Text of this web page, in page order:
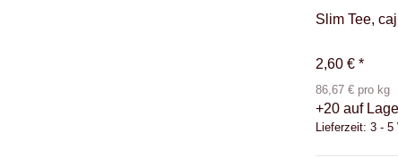
Slim Tee,
2,60 € *
86,67 € pro kg
+20 auf
Lieferzeit: 3 - 5